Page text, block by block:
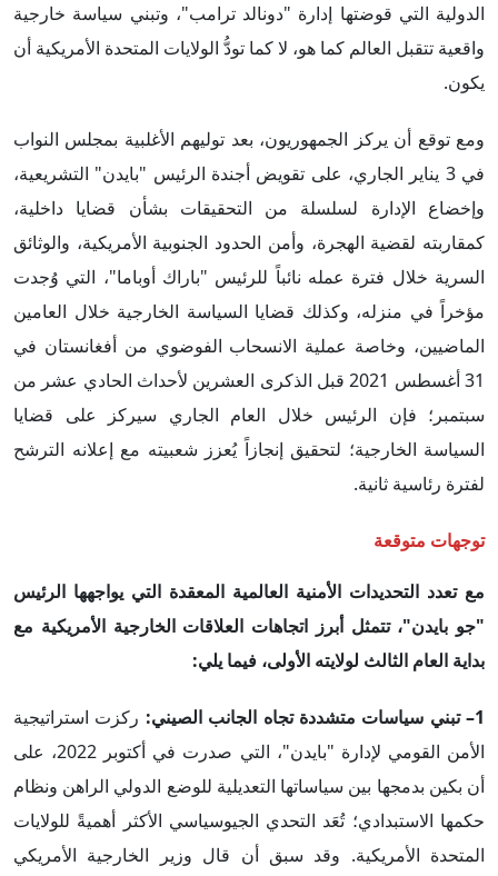
الدولية التي قوضتها إدارة "دونالد ترامب"، وتبني سياسة خارجية
واقعية تتقبل العالم كما هو، لا كما تودُّ الولايات المتحدة الأمريكية أن
يكون.
ومع توقع أن يركز الجمهوريون، بعد توليهم الأغلبية بمجلس النواب
في 3 يناير الجاري، على تقويض أجندة الرئيس "بايدن" التشريعية،
وإخضاع الإدارة لسلسلة من التحقيقات بشأن قضايا داخلية،
كمقاربته لقضية الهجرة، وأمن الحدود الجنوبية الأمريكية، والوثائق
السرية خلال فترة عمله نائباً للرئيس "باراك أوباما"، التي وُجدت
مؤخراً في منزله، وكذلك قضايا السياسة الخارجية خلال العامين
الماضيين، وخاصة عملية الانسحاب الفوضوي من أفغانستان في
31 أغسطس 2021 قبل الذكرى العشرين لأحداث الحادي عشر من
سبتمبر؛ فإن الرئيس خلال العام الجاري سيركز على قضايا
السياسة الخارجية؛ لتحقيق إنجازاً يُعزز شعبيته مع إعلانه الترشح
لفترة رئاسية ثانية.
توجهات متوقعة
مع تعدد التحديدات الأمنية العالمية المعقدة التي يواجهها الرئيس
"جو بايدن"، تتمثل أبرز اتجاهات العلاقات الخارجية الأمريكية مع
بداية العام الثالث لولايته الأولى، فيما يلي:
1– تبني سياسات متشددة تجاه الجانب الصيني: ركزت استراتيجية
الأمن القومي لإدارة "بايدن"، التي صدرت في أكتوبر 2022، على
أن بكين بدمجها بين سياساتها التعديلية للوضع الدولي الراهن ونظام
حكمها الاستبدادي؛ تُعَد التحدي الجيوسياسي الأكثر أهميةً للولايات
المتحدة الأمريكية. وقد سبق أن قال وزير الخارجية الأمريكي